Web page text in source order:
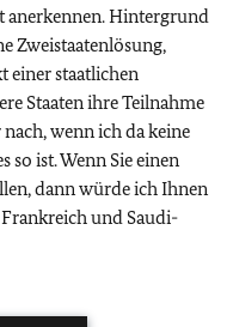
anerkennen. Hintergrund
Zweistaatenlösung,
einer staatlichen
Staaten ihre Teilnahme
nach, wenn ich da keine
so ist. Wenn Sie einen
dann würde ich Ihnen
Frankreich und Saudi-